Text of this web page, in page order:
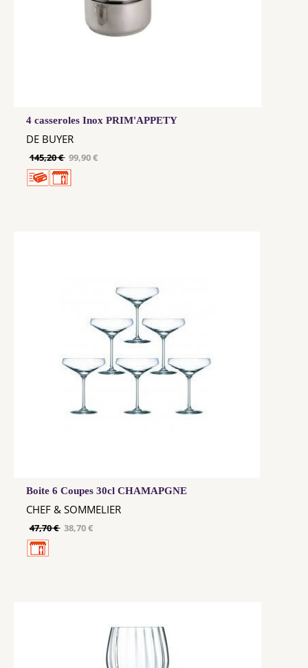
4 casseroles Inox PRIM'APPETY
DE BUYER
145,20 € 99,90 €
Boite 6 Coupes 30cl CHAMAPGNE
CHEF & SOMMELIER
47,70 € 38,70 €